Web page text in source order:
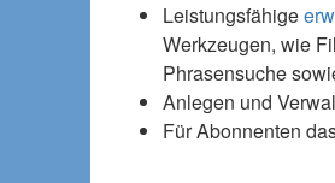
Leistungsfähige
Werkzeugen, wie
Phrasensuche
Anlegen und
Für Abonnenten